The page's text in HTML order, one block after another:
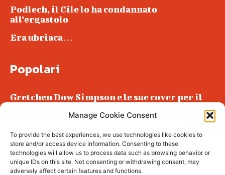
Manage Cookie Consent
To provide the best experiences, we use technologies like cookies to
store and/or access device information. Consenting to these
technologies will allow us to process data such as browsing behavior or
unique IDs on this site. Not consenting or withdrawing consent, may
adversely affect certain features and functions.
Podlech, il Cile lo ha condannato
all’ergastolo
Era ubriaca…
Popolari
Gretchen Dow Simpson e le sue cover per il
Podlech, il Cile lo ha condannato
all’ergastolo
Era ubriaca…